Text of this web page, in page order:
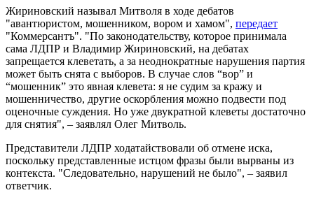
Жириновский называл Митволя в ходе дебатов
"авантюристом, мошенником, вором и хамом", передает
"Коммерсантъ". "По законодательству, которое принимала
сама ЛДПР и Владимир Жириновский, на дебатах
запрещается клеветать, а за неоднократные нарушения партия
может быть снята с выборов. В случае слов “вор” и
“мошенник” это явная клевета: я не судим за кражу и
мошенничество, другие оскорбления можно подвести под
оценочные суждения. Но уже двукратной клеветы достаточно
для снятия", – заявлял Олег Митволь.
Представители ЛДПР ходатайствовали об отмене иска,
поскольку представленные истцом фразы были вырваны из
контекста. "Следовательно, нарушений не было", – заявил
ответчик.